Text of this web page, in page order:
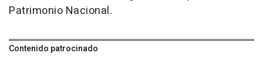
Patrimonio Nacional.
Contenido patrocinado